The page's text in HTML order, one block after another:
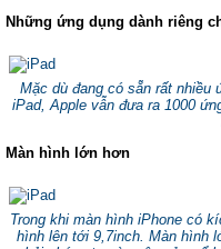
Những ứng dụng dành riêng
Mặc dù đang có sẵn rất nhiều
iPad, Apple vẫn đưa ra 1000
Màn hình lớn hơn
Trong khi màn hình iPhone có
hình lên tới 9,7inch. Màn hình